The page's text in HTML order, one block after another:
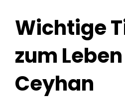
Wichtige
zum
Ceyhan